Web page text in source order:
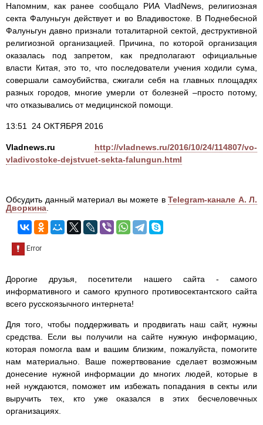
Напомним, как ранее сообщало РИА VladNews, религиозная
секта Фалуньгун действует и во Владивостоке. В Поднебесной
Фалуньгун давно признали тоталитарной сектой, деструктивной
религиозной организацией. Причина, по которой организация
оказалась под запретом, как предполагают официальные
власти Китая, это то, что последователи учения ходили сума,
совершали самоубийства, сжигали себя на главных площадях
разных городов, многие умерли от болезней –просто потому,
что отказывались от медицинской помощи.
13:51 24 ОКТЯБРЯ 2016
Vladnews.ru
http://vladnews.ru/2016/10/24/114807/vo-
vladivostoke-dejstvuet-sekta-falungun.html
Обсудить данный материал вы можете в Telegram-канале А. Л.
Дворкина
Дорогие друзья, посетители нашего сайта - самого
информативного и самого крупного противосектантского сайта
всего русскоязычного интернета!
Для того, чтобы поддерживать и продвигать наш сайт, нужны
средства. Если вы получили на сайте нужную информацию,
которая помогла вам и вашим близким, пожалуйста, помогите
нам материально. Ваше пожертвование сделает возможным
донесение нужной информации до многих людей, которые в
ней нуждаются, поможет им избежать попадания в секты или
выручить тех, кто уже оказался в этих бесчеловечных
организациях.